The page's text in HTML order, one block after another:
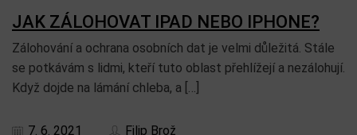
JAK ZÁLOHOVAT IPAD NEBO IPHONE?
Zálohování a ochrana osobních dat je velmi důležitá. Stále
se potkávám s lidmi, kteří tuto oblast přehlížejí a nezálohují.
Když dojde na lámání chleba, a […]
7. 6. 2021 Filip Brož